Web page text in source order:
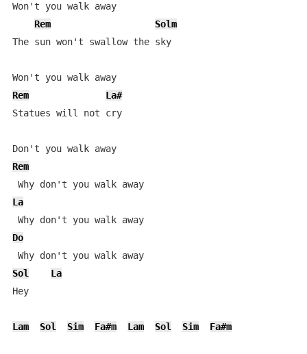
Won't you walk away
Rem
Solm
The sun won't swallow the sky
Won't you walk away
Rem
La#
Statues will not cry
Don't you walk away
Rem
Why don't you walk away
La
Why don't you walk away
Do
Why don't you walk away
Sol
La
Hey
Lam Sol Sim Fa#m Lam Sol Sim Fa#m